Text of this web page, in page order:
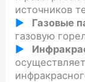
источников
Газовые
газовую